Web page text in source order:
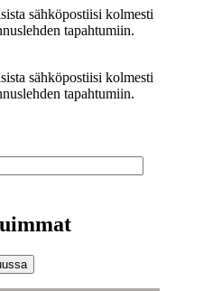
sähköpostiisi kolmesti
tapahtumiin.
sähköpostiisi kolmesti
tapahtumiin.